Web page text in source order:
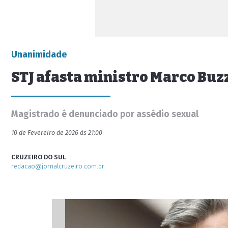
Unanimidade
STJ afasta ministro Marco
Magistrado é denunciado por assédio sexual
10 de Fevereiro de 2026 às 21:00
CRUZEIRO DO SUL
redacao@jornalcruzeiro.com.br